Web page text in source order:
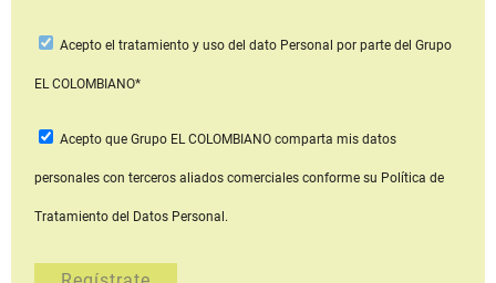
Acepto el tratamiento y uso del dato Personal por parte del Grupo
EL COLOMBIANO*
Acepto que Grupo EL COLOMBIANOcomparta mis datos
personales con terceros aliados comerciales conforme su Política de
Tratamiento del Datos Personal.